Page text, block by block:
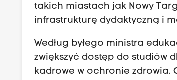
takich miastach jak Nowy
infrastrukturę dydaktyczną i
Według byłego ministra
zwiększyć dostęp do studiów
kadrowe w ochronie zdrowia.